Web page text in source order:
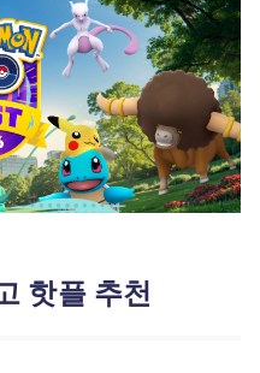
핫플 추천